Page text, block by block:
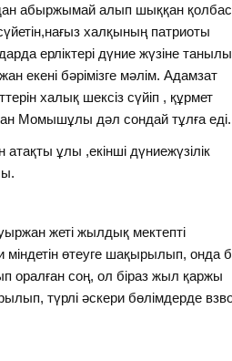
абыржымай алып шыққан
халқының патриоты
ерліктері дүние жүзіне
екені бәрімізге мәлім. Адамзат
халық шексіз сүйіп , құрмет
Момышұлы дәл сондай тұлға еді.
ұлы ,екінші дүниежүзілік
жеті жылдық мектепті
міндетін өтеуге шақырылып, онда
оралған соң, ол біраз жыл қаржы
түрлі әскери бөлімдерде